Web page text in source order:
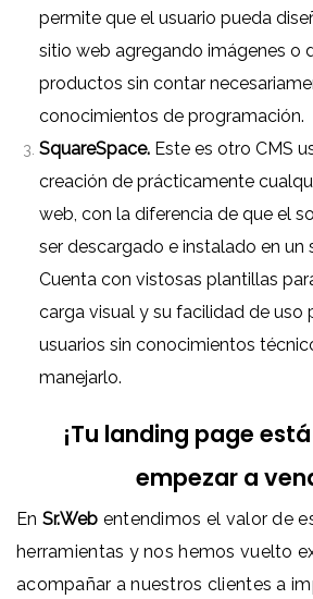
permite que el usuario pueda
sitio web agregando imágenes o
productos sin contar
conocimientos de programación.
SquareSpace. Este es otro CMS
creación de prácticamente
web, con la diferencia de que el
ser descargado e instalado en un
Cuenta con vistosas plantillas
carga visual y su facilidad de uso
usuarios sin conocimientos
manejarlo.
¡Tu landing page
empezar a
En Sr.Web entendimos el valor de
herramientas y nos hemos vuelto
acompañar a nuestros clientes a